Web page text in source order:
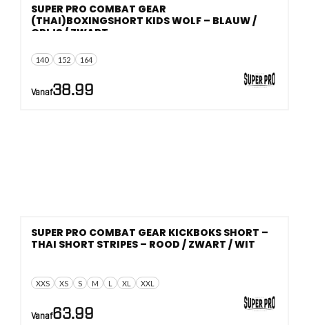
140 152 164
SUPER PRO COMBAT GEAR
(THAI)BOXINGSHORT KIDS WOLF – BLAUW /
GRIJS / ZWART
Vanaf38.99
XXS XS S M L XL XXL
SUPER PRO COMBAT GEAR KICKBOKS SHORT –
THAI SHORT STRIPES – ROOD / ZWART / WIT
Vanaf63.99